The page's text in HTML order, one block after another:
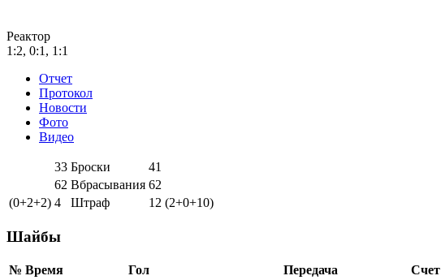
Реактор
1:2, 0:1, 1:1
Отчет
Протокол
Новости
Фото
Видео
33 Броски
41
62 Вбрасывания 62
(0+2+2) 4 Штраф 12 (2+0+10)
Шайбы
№ Время Гол Передача
Счет